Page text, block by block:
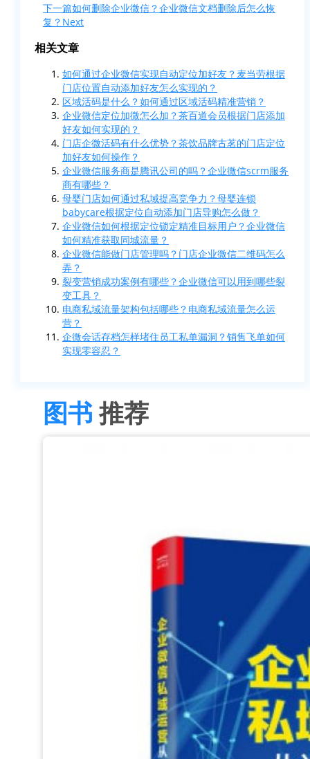
下一篇如何删除企业微信？企业微信文档删除后怎么恢
复？ Next
相关文章
如何通过企业微信实现自动定位加好友？麦当劳根据
门店位置自动添加好友怎么实现的？
区域活码是什么？如何通过区域活码精准营销？
企业微信定位加微怎么加？茶百道会员根据门店添加
好友如何实现的？
门店企微活码有什么优势？茶饮品牌古茗的门店定位
加好友如何操作？
企业微信服务商是腾讯公司的吗？企业微信scrm服务
商有哪些？
母婴门店如何通过私域提高竞争力？母婴连锁
babycare根据定位自动添加门店导购怎么做？
企业微信如何根据定位锁定精准目标用户？企业微信
如何精准获取同城流量？
企业微信能做门店管理吗？门店企业微信二维码怎么
弄？
裂变营销成功案例有哪些？企业微信可以用到哪些裂
变工具？
电商私域流量架构包括哪些？电商私域流量怎么运
营？
企微会话存档怎样堵住员工私单漏洞？销售飞单如何
实现零容忍？
图书推荐